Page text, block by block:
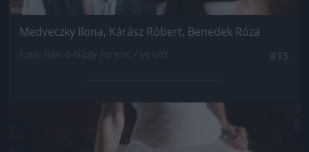
Medveczky Ilona, Kárász Róbert, Benedek Róza
Jön még kép!